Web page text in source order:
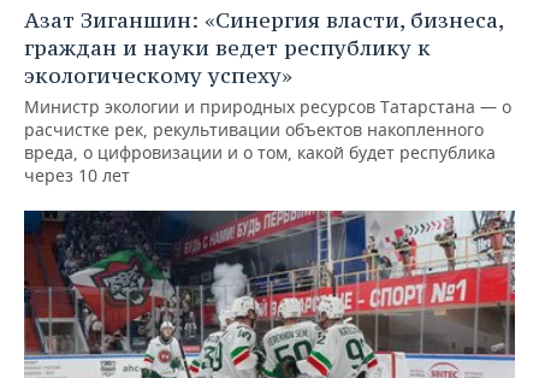
Азат Зиганшин: «Синергия власти, бизнеса,
граждан и науки ведет республику к
экологическому успеху»
Министр экологии и природных ресурсов Татарстана — о
расчистке рек, рекультивации объектов накопленного
вреда, о цифровизации и о том, какой будет республика
через 10 лет